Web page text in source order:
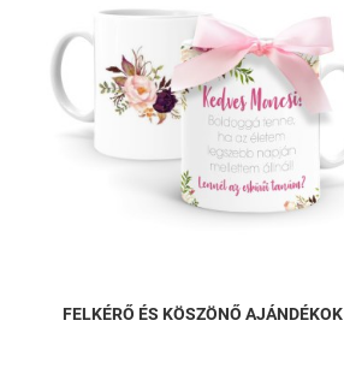
FELKÉRŐ ÉS KÖSZÖNŐ AJÁNDÉKOK